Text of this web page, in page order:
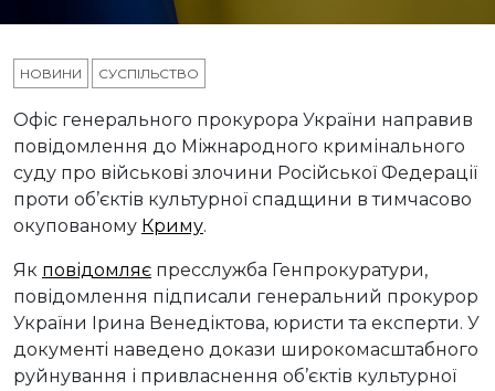
НОВИНИ СУСПІЛЬСТВО
Офіс генерального прокурора України направив
повідомлення до Міжнародного кримінального
суду про військові злочини Російської Федерації
проти об’єктів культурної спадщини в тимчасово
окупованому Криму.
Як повідомляє пресслужба Генпрокуратури,
повідомлення підписали генеральний прокурор
України Ірина Венедіктова, юристи та експерти. У
документі наведено докази широкомасштабного
руйнування і привласнення об’єктів культурної